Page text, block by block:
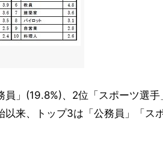
員」(19.8%)、2位「スポーツ選
以来、トップ3は「公務員」「ス